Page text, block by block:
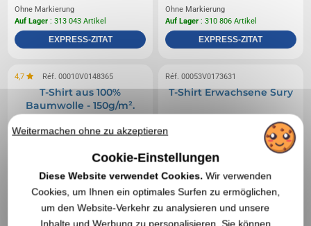
Ohne Markierung
Auf Lager : 313 043 Artikel
EXPRESS-ZITAT
Ohne Markierung
Auf Lager : 310 806 Artikel
EXPRESS-ZITAT
4,7 Réf. 00010V0148365
T-Shirt aus 100%
Baumwolle - 150g/m².
Réf. 00053V0173631
T-Shirt Erwachsene Sury
Weitermachen ohne zu akzeptieren
Cookie-Einstellungen
Diese Website verwendet Cookies. Wir verwenden
Cookies, um Ihnen ein optimales Surfen zu ermöglichen,
um den Website-Verkehr zu analysieren und unsere
Inhalte und Werbung zu personalisieren. Sie können